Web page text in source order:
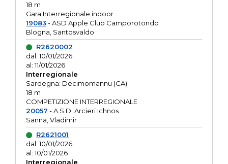
18 m
Gara Interregionale indoor
19083- ASD Apple Club Camporotondo
Blogna, Santosvaldo
R2620002
dal: 10/01/2026
al: 11/01/2026
Interregionale
Sardegna: Decimomannu (CA)
18 m
COMPETIZIONE INTERREGIONALE
20057 - A.S.D. Arcieri Ichnos
Sanna, Vladimir
R2621001
dal: 10/01/2026
al: 10/01/2026
Interregionale